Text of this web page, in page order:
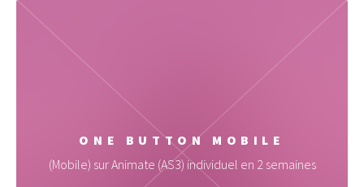
ONE BUTTON MOBILE
(Mobile) sur Animate (AS3) individuel en 2 semaines